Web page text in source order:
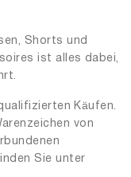
Shorts und
ist alles dabei,
Käufen.
von
Sie unter